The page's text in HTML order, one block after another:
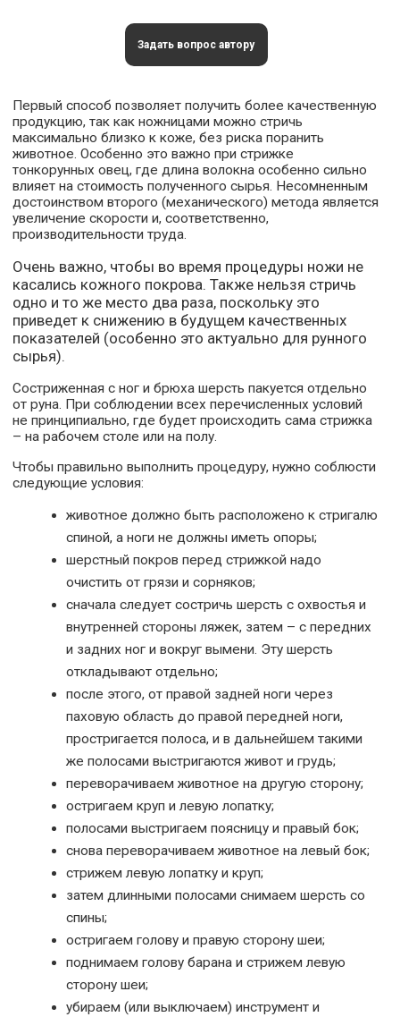
Задать вопрос автору
Первый способ позволяет получить более качественную
продукцию, так как ножницами можно стричь
максимально близко к коже, без риска поранить
животное. Особенно это важно при стрижке
тонкорунных овец, где длина волокна особенно сильно
влияет на стоимость полученного сырья. Несомненным
достоинством второго (механического) метода является
увеличение скорости и, соответственно,
производительности труда.
Очень важно, чтобы во время процедуры ножи не
касались кожного покрова. Также нельзя стричь
одно и то же место два раза, поскольку это
приведет к снижению в будущем качественных
показателей (особенно это актуально для рунного
сырья).
Состриженная с ног и брюха шерсть пакуется отдельно
от руна. При соблюдении всех перечисленных условий
не принципиально, где будет происходить сама стрижка
– на рабочем столе или на полу.
Чтобы правильно выполнить процедуру, нужно соблюсти
следующие условия:
животное должно быть расположено к стригалю
спиной, а ноги не должны иметь опоры;
шерстный покров перед стрижкой надо
очистить от грязи и сорняков;
сначала следует состричь шерсть с охвостья и
внутренней стороны ляжек, затем – с передних
и задних ног и вокруг вымени. Эту шерсть
откладывают отдельно;
после этого, от правой задней ноги через
паховую область до правой передней ноги,
простригается полоса, и в дальнейшем такими
же полосами выстригаются живот и грудь;
переворачиваем животное на другую сторону;
остригаем круп и левую лопатку;
полосами выстригаем поясницу и правый бок;
снова переворачиваем животное на левый бок;
стрижем левую лопатку и круп;
затем длинными полосами снимаем шерсть со
спины;
остригаем голову и правую сторону шеи;
поднимаем голову барана и стрижем левую
сторону шеи;
убираем (или выключаем) инструмент и